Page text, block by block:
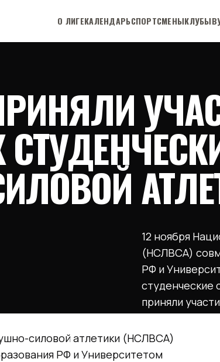
О ЛИГЕКАЛЕНДАРЬСПОРТСМЕНЫКЛУБЫ
12 ноября
(НСЛВСА)
РФ и
студенческие
приняли
силовой атлетики (НСЛВСА)
РФ и Университетом